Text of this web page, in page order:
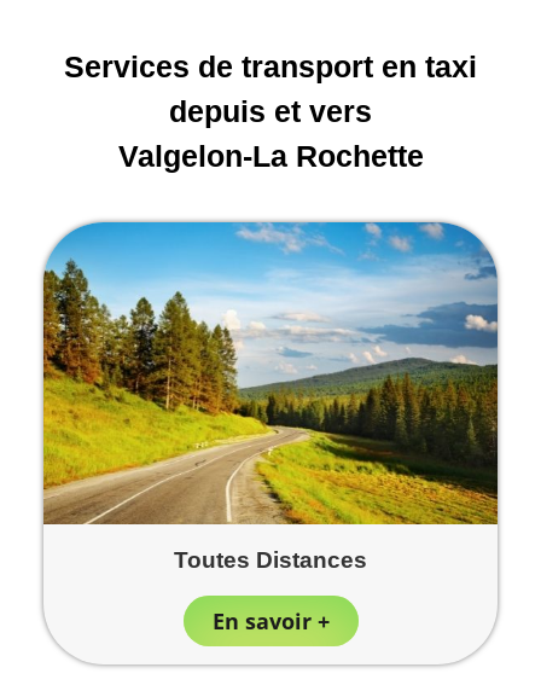
Services de transport en taxi
depuis et vers
Valgelon-La Rochette
Toutes Distances
En savoir +